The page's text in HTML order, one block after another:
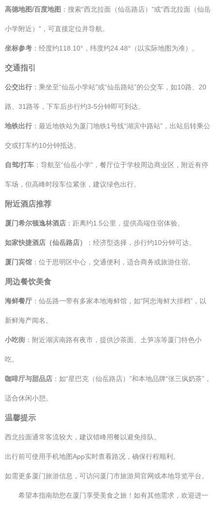
高德地图/百度地图 ：搜索“西北拉面（仙岳路店）”或“西北拉面（仙岳
小学附近）”，可直接定位并导航。
坐标参考 ：经度约118.10°，纬度约24.48°（以实际地图为准）。
交通指引
公交出行 ：乘坐至“仙岳小学站”或“仙岳路站”的公交车，如10路、20
路、31路等，下车后步行约3-5分钟即可到达。
地铁出行 ：最近地铁站为厦门地铁1号线“湖滨中路站”，出站后转乘公
交或打车约10分钟抵达。
自驾/打车 ：导航至“仙岳小学”，餐厅位于学校周边商业区，附近有停
车场，但高峰时段车位紧张，建议绿色出行。
附近酒店推荐
厦门希尔顿逸林酒店 ：距离约1.5公里，提供高端住宿体验。
如家快捷酒店（仙岳路店） ：经济型选择，步行约10分钟可达。
厦门宾馆 ：位于思明区中心，交通便利，适合商务或旅游住宿。
周边餐饮美食
海鲜餐厅 ：仙岳路一带有多家本地海鲜馆，如“阿忠海鲜大排档”，以
新鲜海产闻名。
小吃街 ：附近湖滨南路有夜市，提供沙茶面、土笋冻等厦门特色小
吃。
咖啡厅与甜品店 ：如“星巴克（仙岳路店）”和本地品牌“张三疯奶茶”，
适合休闲小憩。
温馨提示
西北拉面通常客流较大，建议错峰用餐以避免排队。
出行前可使用手机地图App实时查看路况，确保行程顺利。
如需更多厦门旅游信息，可访问厦门市旅游局官网或本地导览平台。
希望本指南助您在厦门享受美食之旅！如有其他需求，欢迎进一